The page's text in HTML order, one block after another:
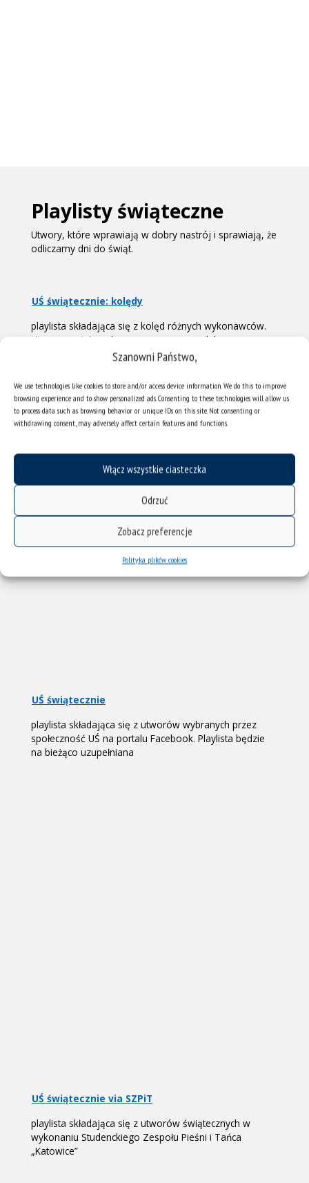
Szanowni Państwo,
We use technologies like cookies to store and/or access device information. We do this to improve
browsing experience and to show personalized ads. Consenting to these technologies will allow us
to process data such as browsing behavior or unique IDs on this site. Not consenting or
withdrawing consent, may adversely affect certain features and functions.
Włącz wszystkie ciasteczka
Odrzuć
Zobacz preferencje
Polityka plików cookies
Playlisty świąteczne
Utwory, które wprawiają w dobry nastrój i sprawiają, że
odliczamy dni do świąt.
UŚ świątecznie: kolędy
playlista składająca się z kolęd różnych wykonawców.
Utwory zostały wybrane przez pracowników
Uniwersytetu Śląskiego
UŚ świątecznie
playlista składająca się z utworów wybranych przez
społeczność UŚ na portalu Facebook. Playlista będzie
na bieżąco uzupełniana
UŚ świątecznie via SZPiT
playlista składająca się z utworów świątecznych w
wykonaniu Studenckiego Zespołu Pieśni i Tańca
„Katowice”